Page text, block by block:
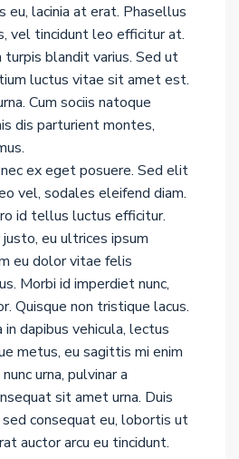
eu, lacinia at erat. Phasellus
vel tincidunt leo efficitur at.
blandit varius. Sed ut
luctus vitae sit amet est.
Cum sociis natoque
dis parturient montes,
ex eget posuere. Sed elit
vel, sodales eleifend diam.
id tellus luctus efficitur.
eu ultrices ipsum
eu dolor vitae felis
Morbi id imperdiet nunc,
Quisque non tristique lacus.
in dapibus vehicula, lectus
metus, eu sagittis mi enim
urna, pulvinar a
sit amet urna. Duis
sed consequat eu, lobortis ut
auctor arcu eu tincidunt.